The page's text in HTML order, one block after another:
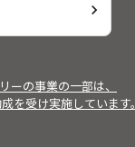
chevron_right
ーの事業の一部は、
を受け実施しています。